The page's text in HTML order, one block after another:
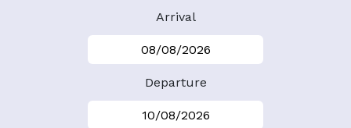
Arrival
Departure